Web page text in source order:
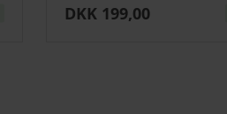
DKK 199,00